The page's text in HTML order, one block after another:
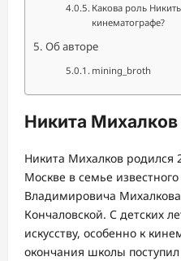
Какова роль
кинематографе?
Об авторе
mining_broth
Никита Михалков
Никита Михалков родился
Москве в семье известного
Владимировича
Кончаловской. С детских
искусству, особенно к
окончания школы